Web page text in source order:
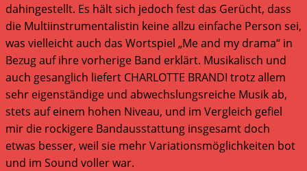
dahingestellt. Es hält sich jedoch fest das Gerücht, dass
die Multiinstrumentalistin keine allzu einfache Person sei,
was vielleicht auch das Wortspiel „Me and my drama“ in
Bezug auf ihre vorherige Band erklärt. Musikalisch und
auch gesanglich liefert CHARLOTTE BRANDI trotz allem
sehr eigenständige und abwechslungsreiche Musik ab,
stets auf einem hohen Niveau, und im Vergleich gefiel
mir die rockigere Bandausstattung insgesamt doch
etwas besser, weil sie mehr Variationsmöglichkeiten bot
und im Sound voller war.